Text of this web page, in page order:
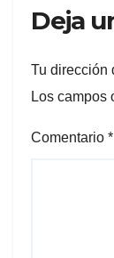
Deja
Tu dirección
Los campos
Comentario *